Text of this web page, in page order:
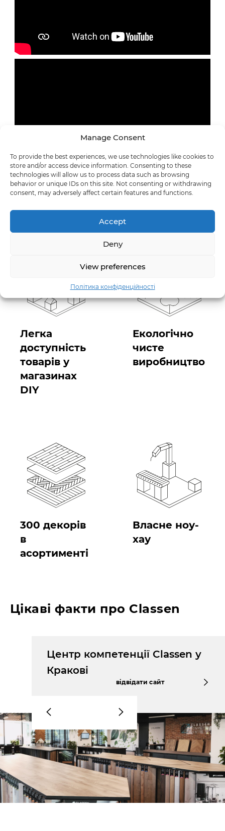
Manage Consent
To provide the best experiences, we use technologies like cookies to
store and/or access device information. Consenting to these
technologies will allow us to process data such as browsing
behavior or unique IDs on this site. Not consenting or withdrawing
consent, may adversely affect certain features and functions.
Accept
Deny
View preferences
Політика конфіденційності
Легка
доступність
товарів у
магазинах
DIY
Екологічно
чисте
виробництво
300 декорів
в
асортименті
Власне ноу-
хау
Цікаві факти про Classen
Центр компетенції Classen у
Кракові
відвідати сайт